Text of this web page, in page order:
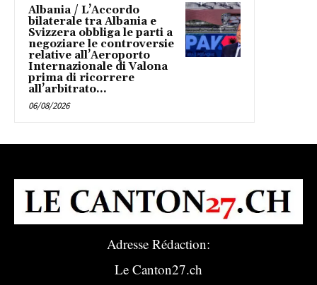
Albania / L’Accordo
bilaterale tra Albania e
Svizzera obbliga le parti a
negoziare le controversie
relative all’Aeroporto
Internazionale di Valona
prima di ricorrere
all’arbitrato...
06/08/2026
Adresse Rédaction:
Le Canton27.ch